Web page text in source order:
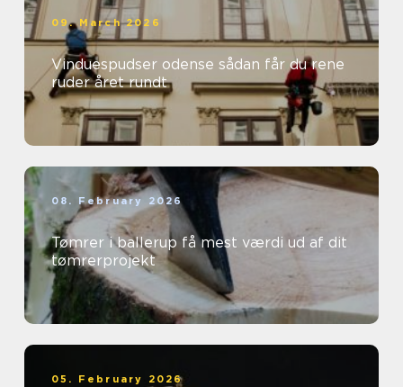
09. March 2026
Vinduespudser odense sådan får du rene
ruder året rundt
08. February 2026
Tømrer i ballerup få mest værdi ud af dit
tømrerprojekt
05. February 2026